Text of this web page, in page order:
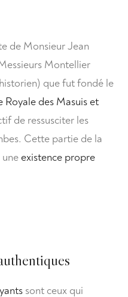
de Monsieur Jean
Montellier
que fut fondé le
Royale des Masuis et
de ressusciter les
Cette partie de la
existence propre
sont ceux qui